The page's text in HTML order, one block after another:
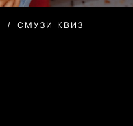
СМУЗИ КВИЗ